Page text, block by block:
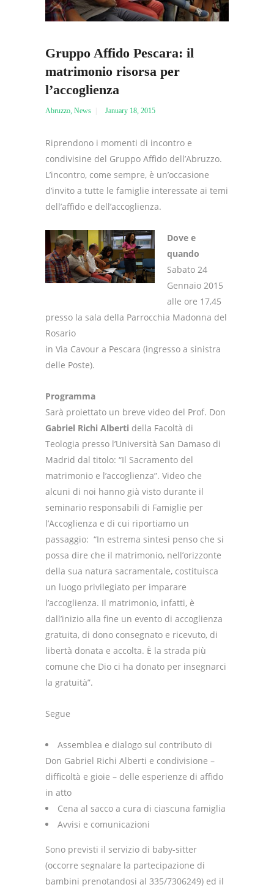
Gruppo Affido Pescara: il
matrimonio risorsa per
l’accoglienza
Abruzzo News January 18, 2015
Riprendono i momenti di incontro e
condivisine del Gruppo Affido dell’Abruzzo.
L’incontro, come sempre, è un’occasione
d’invito a tutte le famiglie interessate ai temi
dell’affido e dell’accoglienza.
Dove e
quando
Sabato 24
Gennaio 2015
alle ore 17,45
presso la sala della Parrocchia Madonna del
Rosario
in Via Cavour a Pescara (ingresso a sinistra
delle Poste).
Programma
Sarà proiettato un breve video del Prof. Don
Gabriel Richi Alberti della Facoltà di
Teologia presso l’Università San Damaso di
Madrid dal titolo: “Il Sacramento del
matrimonio e l’accoglienza”. Video che
alcuni di noi hanno già visto durante il
seminario responsabili di Famiglie per
l’Accoglienza e di cui riportiamo un
passaggio: “In estrema sintesi penso che si
possa dire che il matrimonio, nell’orizzonte
della sua natura sacramentale, costituisca
un luogo privilegiato per imparare
l’accoglienza. Il matrimonio, infatti, è
dall’inizio alla fine un evento di accoglienza
gratuita, di dono consegnato e ricevuto, di
libertà donata e accolta. È la strada più
comune che Dio ci ha donato per insegnarci
la gratuità”.
Segue
Assemblea e dialogo sul contributo di
Don Gabriel Richi Alberti e condivisione –
difficoltà e gioie – delle esperienze di affido
in atto
Cena al sacco a cura di ciascuna famiglia
Avvisi e comunicazioni
Sono previsti il servizio di baby-sitter
(occorre segnalare la partecipazione di
bambini prenotandosi al 335/7306249) ed il